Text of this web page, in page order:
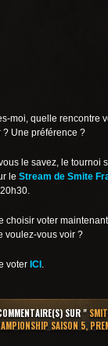
moi, quelle rencontre
? Une préférence ?
le savez, le tournoi
le Stream de Smite
choisir voter
voulez-vous voir ?
voter ICI .
SUR "
SAISON 5,